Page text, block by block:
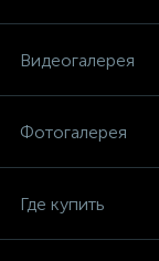
Видеогалерея
Фотогалерея
Где купить